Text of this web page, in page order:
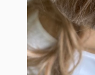
SAÇ AKSESUARLARI
GELİN / DÜĞÜN
TELEFON ASKISI
PARTİ SÜSLERİ
YILBAŞI ÜRÜNLERİ
KULLAN AT TABAK